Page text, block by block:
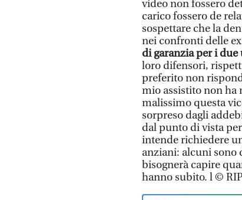
video non fossero
carico fossero de
sospettare che la
nei confronti delle
di garanzia per i
loro difensori,
preferito non
mio assistito non ha
malissimo questa
sorpreso dagli
dal punto di vista
intende richiedere
anziani: alcuni
bisognerà capire
hanno subito. l ©